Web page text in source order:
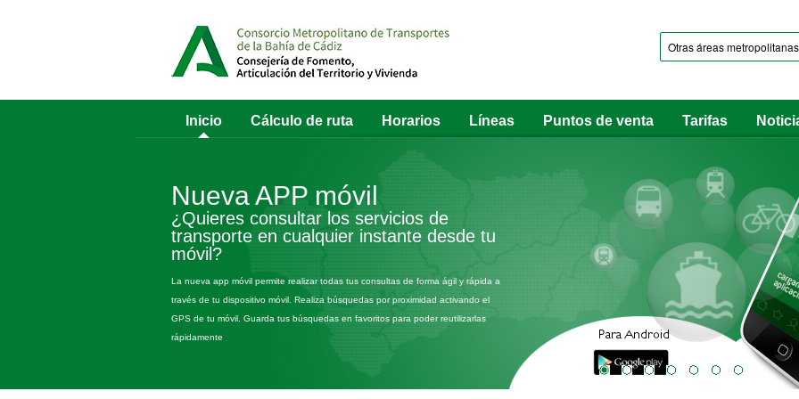
Inicio Cálculo de ruta Horarios Líneas Puntos de venta Tarifas
Nueva APP móvil
¿Quieres consultar los servicios de
transporte en cualquier instante desde tu
móvil?
La nueva app móvil permite realizar todas tus consultas de forma ágil y rápida a
través de tu dispositivo móvil. Realiza búsquedas por proximidad activando el
GPS de tu móvil. Guarda tus búsquedas en favoritos para poder reutilizarlas
rápidamente